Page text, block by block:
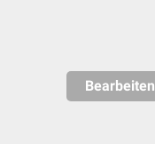
Bearbeiten